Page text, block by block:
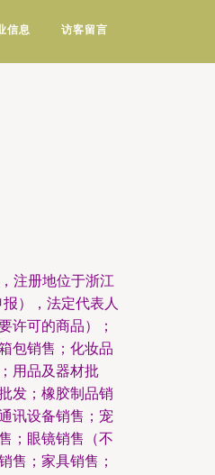
信息 访客留言
注册地位于浙江
），法定代表人
许可的商品）；
包销售；化妆品
用品及器材批
发；橡胶制品销
讯设备销售；宠
；眼镜销售（不
售；家具销售；